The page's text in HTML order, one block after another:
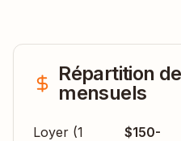
Répartition
mensuels
Loyer (1
$150-